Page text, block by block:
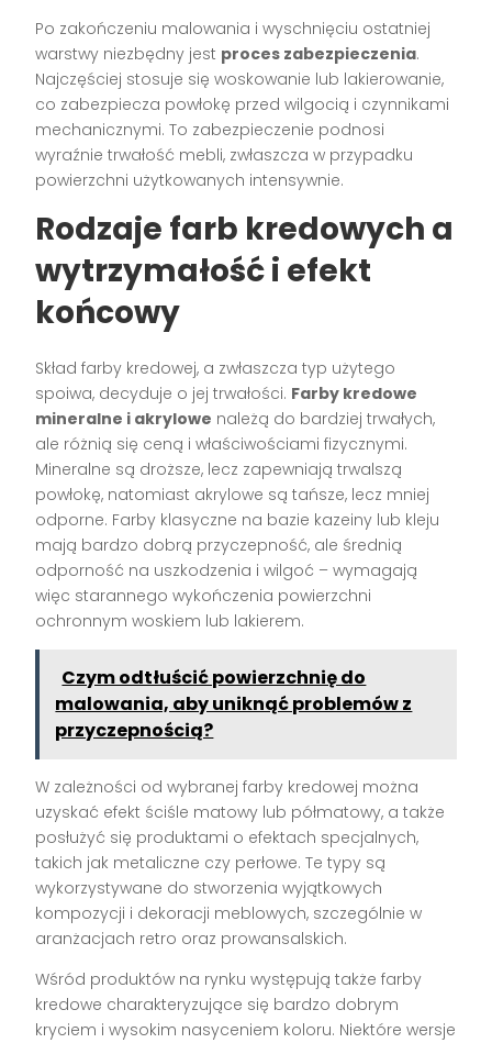
Po zakończeniu malowania i wyschnięciu ostatniej
warstwy niezbędny jest proces zabezpieczenia.
Najczęściej stosuje się woskowanie lub lakierowanie,
co zabezpiecza powłokę przed wilgocią i czynnikami
mechanicznymi. To zabezpieczenie podnosi
wyraźnie trwałość mebli, zwłaszcza w przypadku
powierzchni użytkowanych intensywnie.
Rodzaje farb kredowych a
wytrzymałość i efekt
końcowy
Skład farby kredowej, a zwłaszcza typ użytego
spoiwa, decyduje o jej trwałości. Farby kredowe
mineralne i akrylowe należą do bardziej trwałych,
ale różnią się ceną i właściwościami fizycznymi.
Mineralne są droższe, lecz zapewniają trwalszą
powłokę, natomiast akrylowe są tańsze, lecz mniej
odporne. Farby klasyczne na bazie kazeiny lub kleju
mają bardzo dobrą przyczepność, ale średnią
odporność na uszkodzenia i wilgoć – wymagają
więc starannego wykończenia powierzchni
ochronnym woskiem lub lakierem.
Czym odtłuścić powierzchnię do
malowania, aby uniknąć problemów z
przyczepnością?
W zależności od wybranej farby kredowej można
uzyskać efekt ściśle matowy lub półmatowy, a także
posłużyć się produktami o efektach specjalnych,
takich jak metaliczne czy perłowe. Te typy są
wykorzystywane do stworzenia wyjątkowych
kompozycji i dekoracji meblowych, szczególnie w
aranżacjach retro oraz prowansalskich.
Wśród produktów na rynku występują także farby
kredowe charakteryzujące się bardzo dobrym
kryciem i wysokim nasyceniem koloru. Niektóre wersje